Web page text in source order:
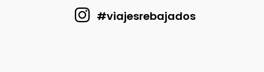
#viajesrebajados